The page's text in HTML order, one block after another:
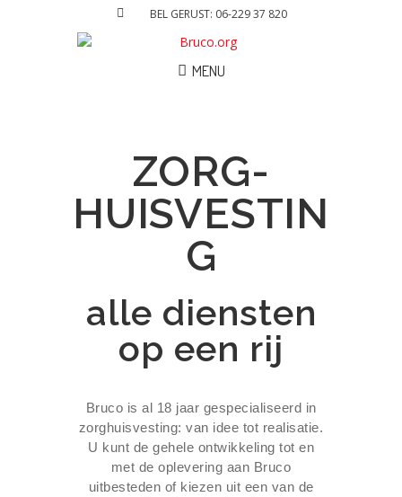
BEL GERUST: 06-229 37 820
MENU
ZORG-
HUISVESTIN
G
alle diensten
op een rij
Bruco is al 18 jaar gespecialiseerd in
zorghuisvesting: van idee tot realisatie.
U kunt de gehele ontwikkeling tot en
met de oplevering aan Bruco
uitbesteden of kiezen uit een van de